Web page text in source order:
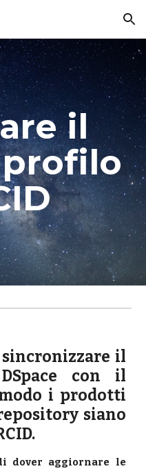
Skip to navigation
il
il
con il
i prodotti
siano
dover aggiornare le